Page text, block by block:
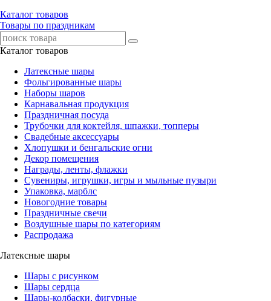
Каталог товаров
Товары по праздникам
Каталог товаров
Латексные шары
Фольгированные шары
Наборы шаров
Карнавальная продукция
Праздничная посуда
Трубочки для коктейля, шпажки, топперы
Свадебные аксессуары
Хлопушки и бенгальские огни
Декор помещения
Награды, ленты, флажки
Сувениры, игрушки, игры и мыльные пузыри
Упаковка, марблс
Новогодние товары
Праздничные свечи
Воздушные шары по категориям
Распродажа
Латексные шары
Шары с рисунком
Шары сердца
Шары-колбаски, фигурные